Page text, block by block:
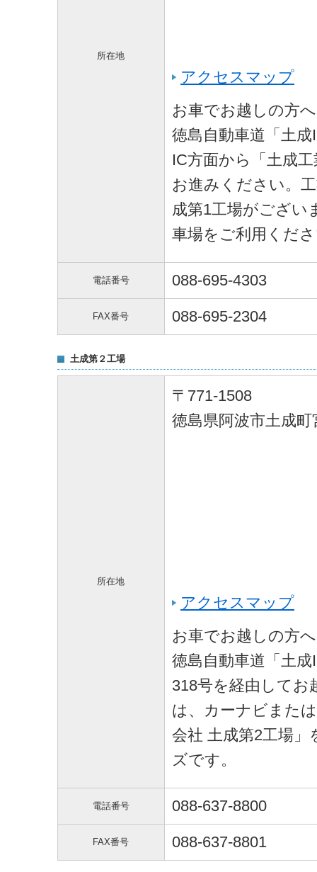
所在地
アクセスマップ
お車でお越しの方へ
徳島自動車道「土
IC方面から「土成
お進みください。
成第1工場がござい
車場をご利用くだ
電話番号 088-695-4303
FAX番号 088-695-2304
土成第２工場
所在地
〒771-1508
徳島県阿波市土成
アクセスマップ
お車でお越しの方へ
徳島自動車道「土
318号を経由してお
は、カーナビまた
会社 土成第2工場
ズです。
電話番号 088-637-8800
FAX番号 088-637-8801